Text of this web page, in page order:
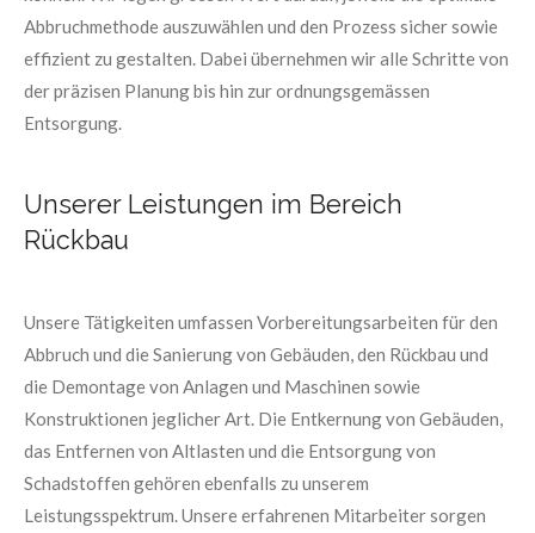
Abbruchmethode auszuwählen und den Prozess sicher sowie
effizient zu gestalten. Dabei übernehmen wir alle Schritte von
der präzisen Planung bis hin zur ordnungsgemässen
Entsorgung.
Unserer Leistungen im Bereich
Rückbau
Unsere Tätigkeiten umfassen Vorbereitungsarbeiten für den
Abbruch und die Sanierung von Gebäuden, den Rückbau und
die Demontage von Anlagen und Maschinen sowie
Konstruktionen jeglicher Art. Die Entkernung von Gebäuden,
das Entfernen von Altlasten und die Entsorgung von
Schadstoffen gehören ebenfalls zu unserem
Leistungsspektrum. Unsere erfahrenen Mitarbeiter sorgen